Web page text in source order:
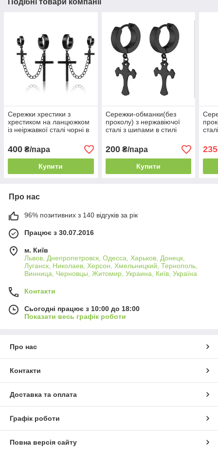
Сережки хрестики з
хрестиком на ланцюжком
із неіржавкої сталі чорні в
400 ₴/пара
Купити
Сережки-обманки(без
проколу) з нержавіючої
сталі з шипами в стилі
200₴/пара
Купити
235
Про нас
96% позитивних з 140 відгуків за рік
Працює з 30.07.2016
м. Київ
Львов, Днепропетровск, Одесса, Харьков, Донецк,
Луганск, Николаев, Херсон, Хмельницкий, Тернополь,
Винница, Черновцы, Житомир, Украина, Київ, Україна
Контакти
Сьогодні працює з 10:00 до 18:00
Показати весь графік роботи
Про нас
Контакти
Доставка та оплата
Графік роботи
Повна версія сайту